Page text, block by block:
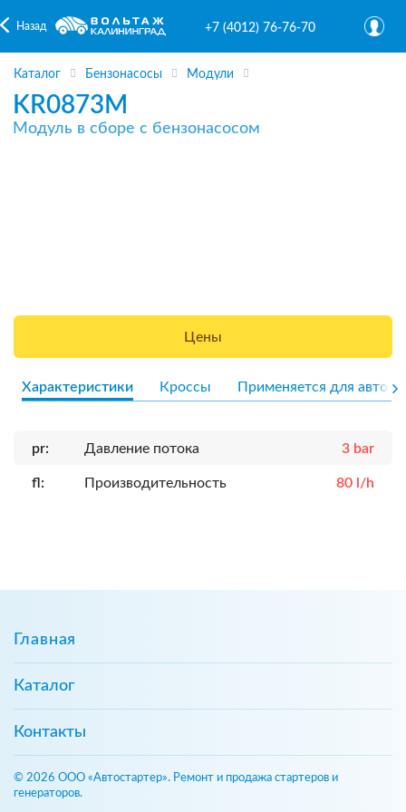
Назад +7 (4012) 76-76-70
Каталог Бензонасосы Модули
KR0873M
Модуль в сборе с бензонасосом
Цены
Характеристики Кроссы Применяется для авто
pr: Давление потока 3 bar
fl: Производительность 80 l/h
Главная
Каталог
Контакты
© 2026 ООО «Автостартер». Ремонт и продажа стартеров и
генераторов.